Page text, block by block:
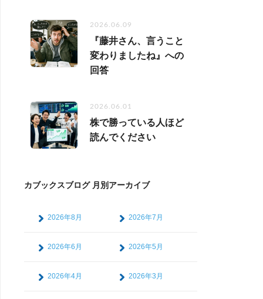
2026.06.09
『藤井さん、言うこと
変わりましたね』への
回答
2026.06.01
株で勝っている人ほど
読んでください
カブックスブログ 月別アーカイブ
2026年8月 2026年7月
2026年6月 2026年5月
2026年4月 2026年3月